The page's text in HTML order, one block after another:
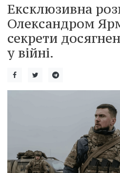
Ексклюзивна
Олександром
секрети
у війні.